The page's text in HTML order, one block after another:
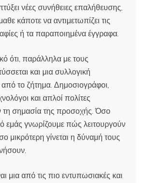
νέες συνήθειες επαλήθευσης,
κάποτε να αντιμετωπίζει τις
ή τα παραποιημένα έγγραφα.
ότι, παράλληλα με τους
και μια συλλογική
το ζήτημα. Δημοσιογράφοι,
και απλοί πολίτες
τη σημασία της προσοχής. Όσο
εμάς γνωρίζουμε πώς λειτουργούν
μικρότερη γίνεται η δύναμή τους
μια από τις πιο εντυπωσιακές και